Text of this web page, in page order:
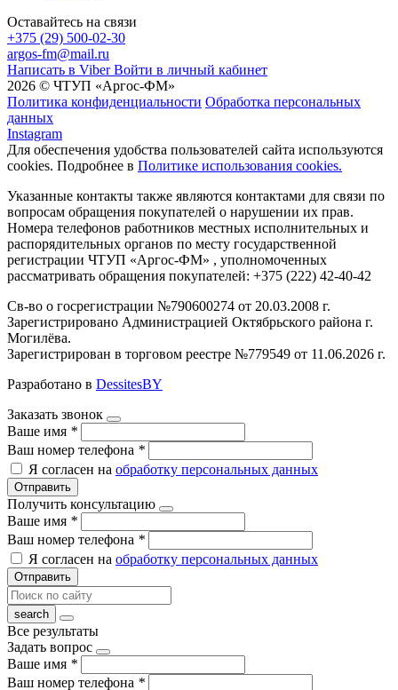
Оставайтесь на связи
+375 (29) 500-02-30
argos-fm@mail.ru
Написать в Viber Войти в личный кабинет
2026 © ЧТУП «Аргос-ФМ»
Политика конфиденциальности Обработка персональных
данных
Instagram
Для обеспечения удобства пользователей сайта используются
cookies. Подробнее в Политике использования cookies.
Указанные контакты также являются контактами для связи по
вопросам обращения покупателей о нарушении их прав.
Номера телефонов работников местных исполнительных и
распорядительных органов по месту государственной
регистрации ЧТУП «Аргос-ФМ» , уполномоченных
рассматривать обращения покупателей: +375 (222) 42-40-42
Св-во о госрегистрации №790600274 от 20.03.2008 г.
Зарегистрировано Администрацией Октябрьского района г.
Могилёва.
Зарегистрирован в торговом реестре №779549 от 11.06.2026 г.
Разработано в DessitesBY
Заказать звонок
Ваше имя *
Ваш номер телефона *
Я согласен на обработку персональных данных
Отправить
Получить консультацию
Ваше имя *
Ваш номер телефона *
Я согласен на обработку персональных данных
Отправить
Все результаты
Задать вопрос
Ваше имя *
Ваш номер телефона *